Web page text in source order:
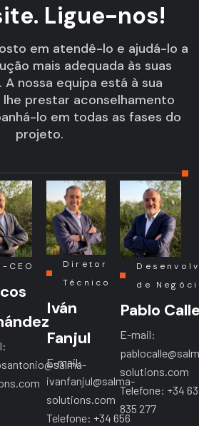
Ligue-nos!
em atendê-lo e ajudá-lo a
mais adequada às suas
A nossa equipa está à sua
prestar aconselhamento
lo em todas as fases do
projeto.
CEO
Diretor
Técnico
Iván
Fanjul
E-mail:
ivanfanjul@salma-
solutions.com
Telefone: +34 656
de
Pablo
E-mail:
solutions.com
Telefone: +34
835 277